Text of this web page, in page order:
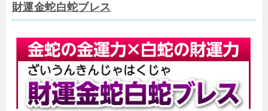
財運金蛇白蛇ブレス